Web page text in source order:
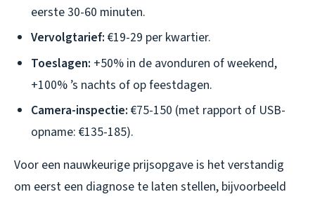
eerste 30-60 minuten.
Vervolgtarief: €19-29 per kwartier.
Toeslagen: +50% in de avonduren of weekend,
+100% ’s nachts of op feestdagen.
Camera-inspectie: €75-150 (met rapport of USB-
opname: €135-185).
Voor een nauwkeurige prijsopgave is het verstandig
om eerst een diagnose te laten stellen, bijvoorbeeld